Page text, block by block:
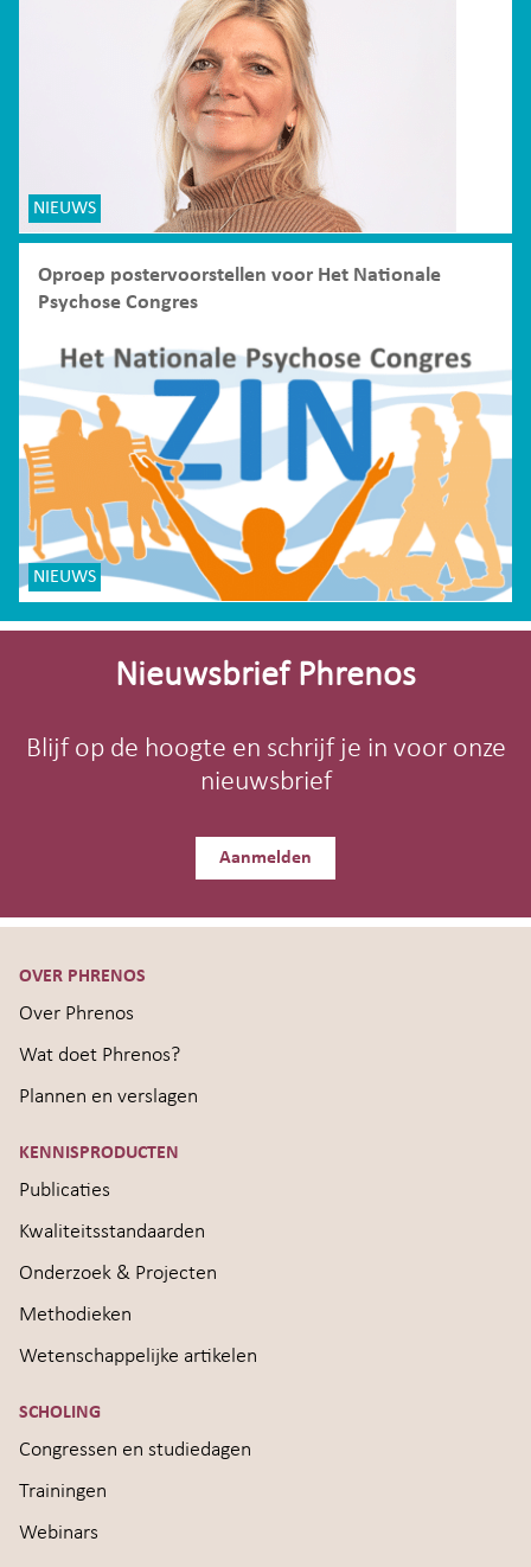
NIEUWS
Oproep postervoorstellen voor Het Nationale
Psychose Congres
NIEUWS
Site-
Nieuwsbrief Phrenos
Blijf op de hoogte en schrijf je in voor onze
nieuwsbrief
Aanmelden
OVER PHRENOS
Over Phrenos
Wat doet Phrenos?
Plannen en verslagen
KENNISPRODUCTEN
Publicaties
Kwaliteitsstandaarden
Onderzoek & Projecten
Methodieken
Wetenschappelijke artikelen
SCHOLING
Congressen en studiedagen
Trainingen
Webinars